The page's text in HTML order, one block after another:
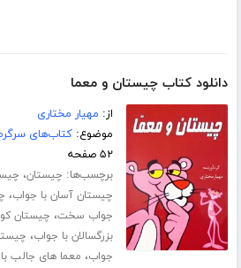
دانلود کتاب چیستان و معما
از: مهیار مختاری
موضوع:کتاب‌های
۵۲ صفحه
برچسب‌ها: چیستان،
چیستان آسان با جواب،
جواب سخت، چیستان
بزرگسالان با جواب،
جواب، معما های جالب